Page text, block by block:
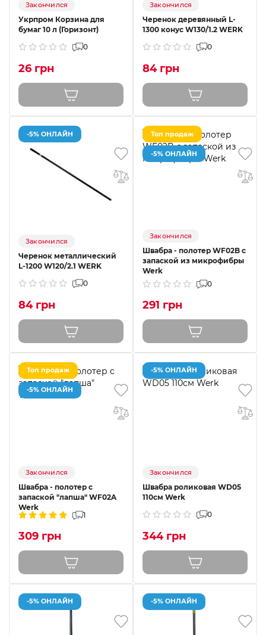
Закончился
Укрпром Корзина для
бумаг 10 л (Горизонт)
0
26 грн
Закончился
Черенок деревянный L-
1300 конус W130/1.2 WERK
0
84 грн
-5% ОНЛАЙН
Закончился
Черенок металлический
L-1200 W120/2.1 WERK
0
84 грн
Топ продаж
-5% ОНЛАЙН
Закончился
Швабра - полотер WF02B с
запаской из микрофибры
Werk
0
291 грн
Топ продаж
-5% ОНЛАЙН
Закончился
Швабра - полотер с
запаской "лапша" WF02A
Werk
1
309 грн
-5% ОНЛАЙН
Закончился
Швабра роликовая WD05
110см Werk
0
344 грн
-5% ОНЛАЙН -5% ОНЛАЙН